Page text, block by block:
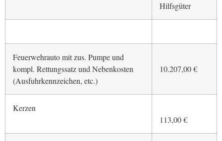
Hilfsgüter
Feuerwehrauto mit zus. Pumpe und
kompl. Rettungssatz und Nebenkosten
(Ausfuhrkennzeichen, etc.)
10.207,00 €
Kerzen
113,00 €